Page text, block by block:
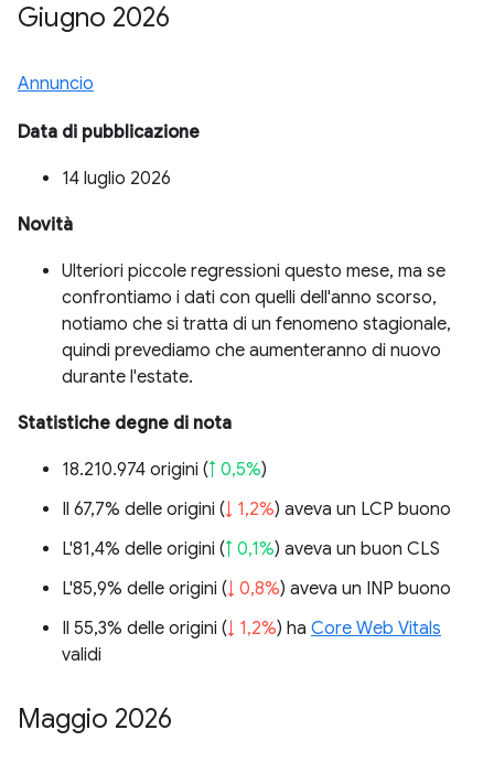
Giugno 2026
Annuncio
Data di pubblicazione
14 luglio 2026
Novità
Ulteriori piccole regressioni questo mese, ma se
confrontiamo i dati con quelli dell'anno scorso,
notiamo che si tratta di un fenomeno stagionale,
quindi prevediamo che aumenteranno di nuovo
durante l'estate.
Statistiche degne di nota
18.210.974 origini (↑ 0,5%)
Il 67,7% delle origini (↓ 1,2%) aveva un LCP buono
L'81,4% delle origini (↑ 0,1%) aveva un buon CLS
L'85,9% delle origini (↓ 0,8%) aveva un INP buono
Il 55,3% delle origini (↓ 1,2%) ha Core Web Vitals
validi
Maggio 2026